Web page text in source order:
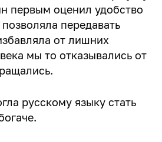
первым оценил удобство
передавать
от лишних
мы то отказывались от
русскому языку стать